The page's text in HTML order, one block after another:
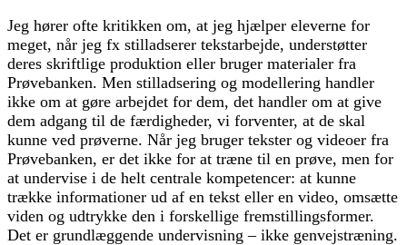
Jeg hører ofte kritikken om, at jeg hjælper eleverne for
meget, når jeg fx stilladserer tekstarbejde, understøtter
deres skriftlige produktion eller bruger materialer fra
Prøvebanken. Men stilladsering og modellering handler
ikke om at gøre arbejdet for dem, det handler om at give
dem adgang til de færdigheder, vi forventer, at de skal
kunne ved prøverne. Når jeg bruger tekster og videoer fra
Prøvebanken, er det ikke for at træne til en prøve, men for
at undervise i de helt centrale kompetencer: at kunne
trække informationer ud af en tekst eller en video, omsætte
viden og udtrykke den i forskellige fremstillingsformer.
Det er grundlæggende undervisning – ikke genvejstræning.